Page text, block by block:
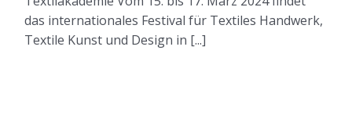
das internationales Festival für Textiles Handwerk,
Textile Kunst und Design in [...]